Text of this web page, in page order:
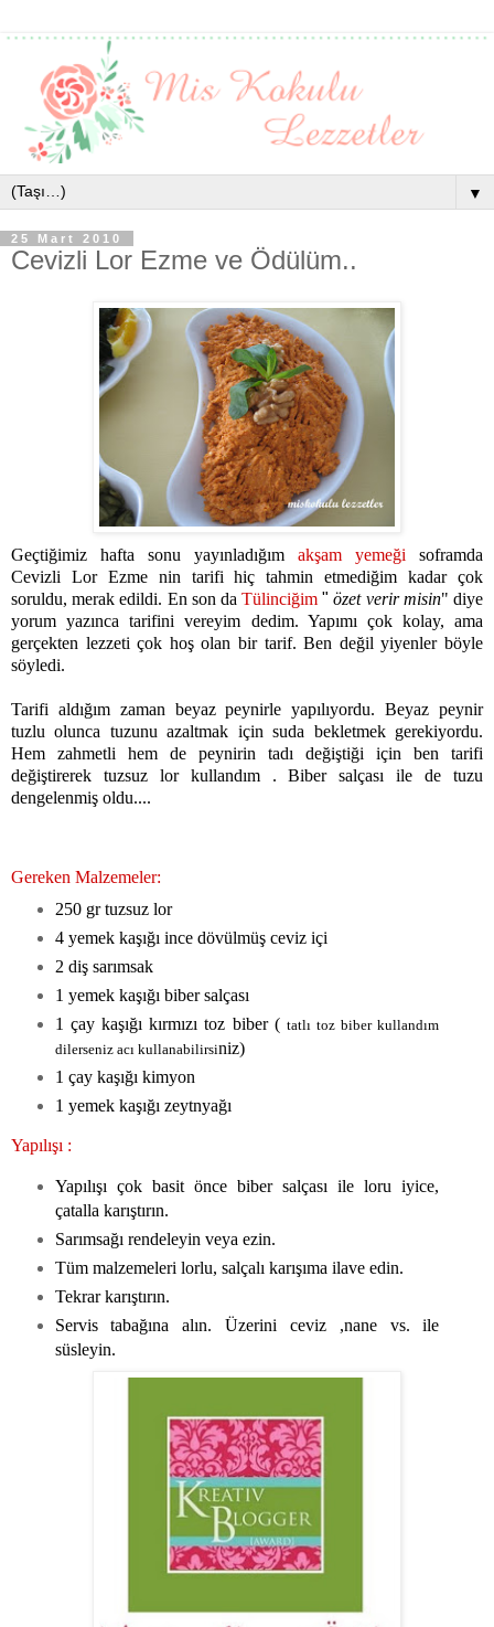
▼
25 Mart 2010
Cevizli Lor Ezme ve Ödülüm..
Geçtiğimiz hafta sonu yayınladığım akşam yemeği
soframda
Cevizli Lor Ezme nin tarifi hiç tahmin etmediğim kadar çok
soruldu, merak edildi. En son daTülinciğim " özet verir misin" diye
yorum yazınca tarifini vereyim dedim. Yapımı çok kolay, ama
gerçekten lezzeti çok hoş olan bir tarif. Ben değil yiyenler böyle
söyledi.
Tarifi aldığım zaman beyaz peynirle yapılıyordu. Beyaz peynir
tuzlu olunca tuzunu azaltmak için suda bekletmek gerekiyordu.
Hem zahmetli hem de peynirin tadı değiştiği için ben tarifi
değiştirerek tuzsuz lor kullandım . Biber salçası ile de tuzu
dengelenmiş oldu....
Gereken Malzemeler:
250 gr tuzsuz lor
4 yemek kaşığı ince dövülmüş ceviz içi
2 diş sarımsak
1 yemek kaşığı biber salçası
1 çay kaşığı kırmızı toz biber ( tatlı toz biber kullandım
dilerseniz acı kullanabilirsiniz)
1 çay kaşığı kimyon
1 yemek kaşığı zeytnyağı
Yapılışı :
Yapılışı çok basit önce biber salçası ile loru iyice,
çatalla karıştırın.
Sarımsağı rendeleyin veya ezin.
Tüm malzemeleri lorlu, salçalı karışıma ilave edin.
Tekrar karıştırın.
Servis tabağına alın. Üzerini ceviz ,nane vs. ile
süsleyin.